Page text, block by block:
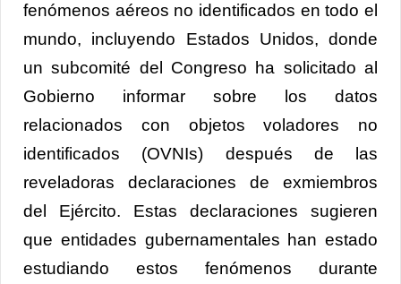
fenómenos aéreos no identificados en todo el
mundo, incluyendo Estados Unidos, donde
un subcomité del Congreso ha solicitado al
Gobierno informar sobre los datos
relacionados con objetos voladores no
identificados (OVNIs) después de las
reveladoras declaraciones de exmiembros
del Ejército. Estas declaraciones sugieren
que entidades gubernamentales han estado
estudiando estos fenómenos durante